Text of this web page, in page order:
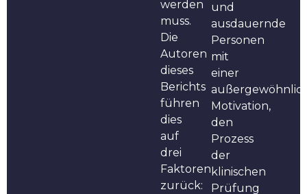
werden
muss.
Die
Autoren
dieses
Berichts
führen
dies
auf
drei
Faktoren
zurück:
und
ausdauernde
Personen
mit
einer
Motivation,
den
Prozess
der
klinischen
Prüfung